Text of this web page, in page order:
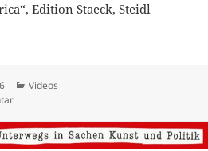
Erinnerung
oder
17.5.2015, im Rahmen der
ALLE